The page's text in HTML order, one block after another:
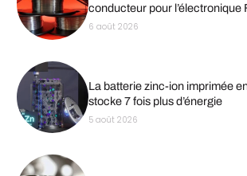
conducteur pour l’électronique
6 août 2026
La batterie zinc-ion imprimée
stocke 7 fois plus d’énergie
5 août 2026